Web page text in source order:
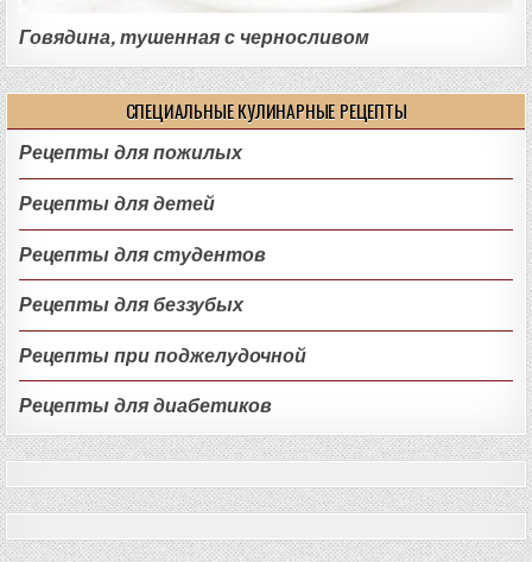
Говядина, тушенная с черносливом
СПЕЦИАЛЬНЫЕ КУЛИНАРНЫЕ РЕЦЕПТЫ
Рецепты для пожилых
Рецепты для детей
Рецепты для студентов
Рецепты для беззубых
Рецепты при поджелудочной
Рецепты для диабетиков